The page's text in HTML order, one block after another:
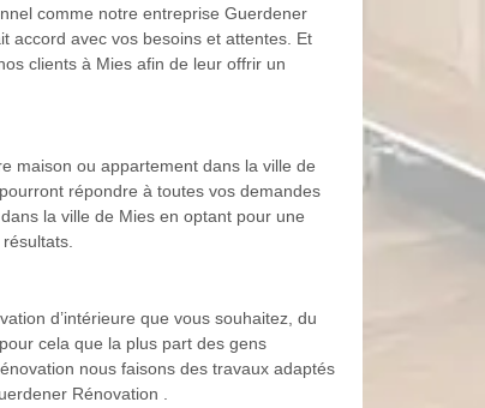
comme notre entreprise Guerdener
accord avec vos besoins et attentes. Et
clients à Mies afin de leur offrir un
maison ou appartement dans la ville de
répondre à toutes vos demandes
la ville de Mies en optant pour une
d’intérieure que vous souhaitez, du
cela que la plus part des gens
nous faisons des travaux adaptés
Rénovation .